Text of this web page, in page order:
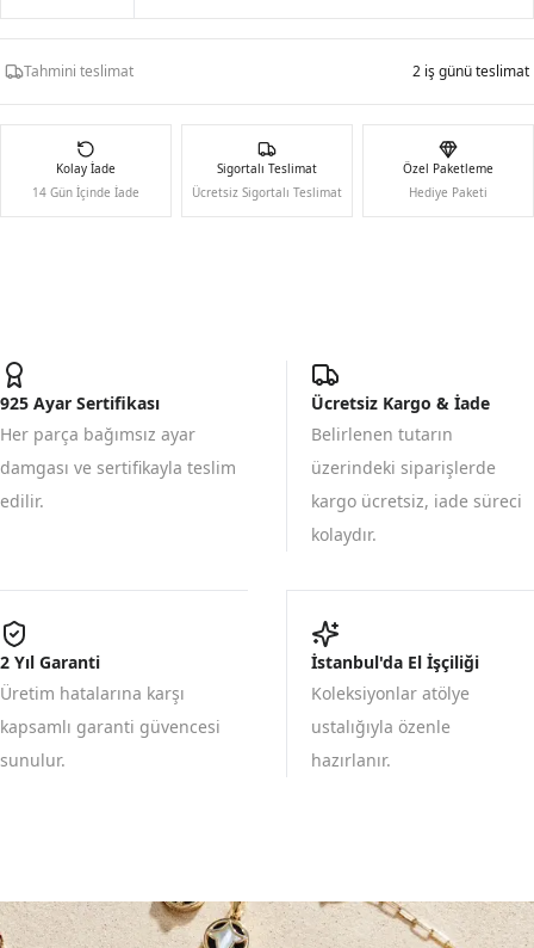
Tahmini teslimat 2 iş günü teslimat
Kolay İade
14 Gün İçinde İade
Sigortalı Teslimat
Ücretsiz Sigortalı Teslimat
Özel Paketleme
Hediye Paketi
925 Ayar Sertifikası
Her parça bağımsız ayar
damgası ve sertifikayla teslim
edilir.
Ücretsiz Kargo & İade
Belirlenen tutarın
üzerindeki siparişlerde
kargo ücretsiz, iade süreci
kolaydır.
2 Yıl Garanti
Üretim hatalarına karşı
kapsamlı garanti güvencesi
sunulur.
İstanbul'da El İşçiliği
Koleksiyonlar atölye
ustalığıyla özenle
hazırlanır.